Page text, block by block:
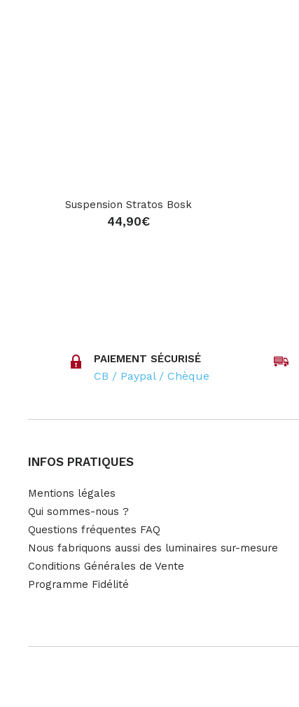
Suspension Stratos Bosk
44,90€
PAIEMENT SÉCURISÉ
CB / Paypal / Chèque
INFOS PRATIQUES
Mentions légales
Qui sommes-nous ?
Questions fréquentes FAQ
Nous fabriquons aussi des luminaires sur-mesure
Conditions Générales de Vente
Programme Fidélité